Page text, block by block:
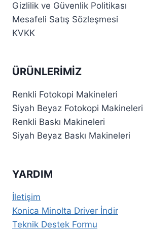
Gizlilik ve Güvenlik Politikası
Mesafeli Satış Sözleşmesi
KVKK
ÜRÜNLERIMIZ
Renkli Fotokopi Makineleri
Siyah Beyaz Fotokopi Makineleri
Renkli Baskı Makineleri
Siyah Beyaz Baskı Makineleri
YARDIM
İletişim
Konica Minolta Driver İndir
Teknik Destek Formu